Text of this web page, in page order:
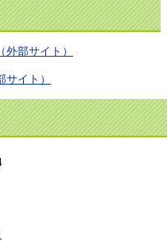
部サイト）
イト）